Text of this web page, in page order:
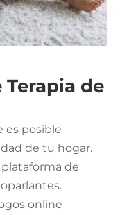
de
es posible
de tu hogar.
plataforma de
online